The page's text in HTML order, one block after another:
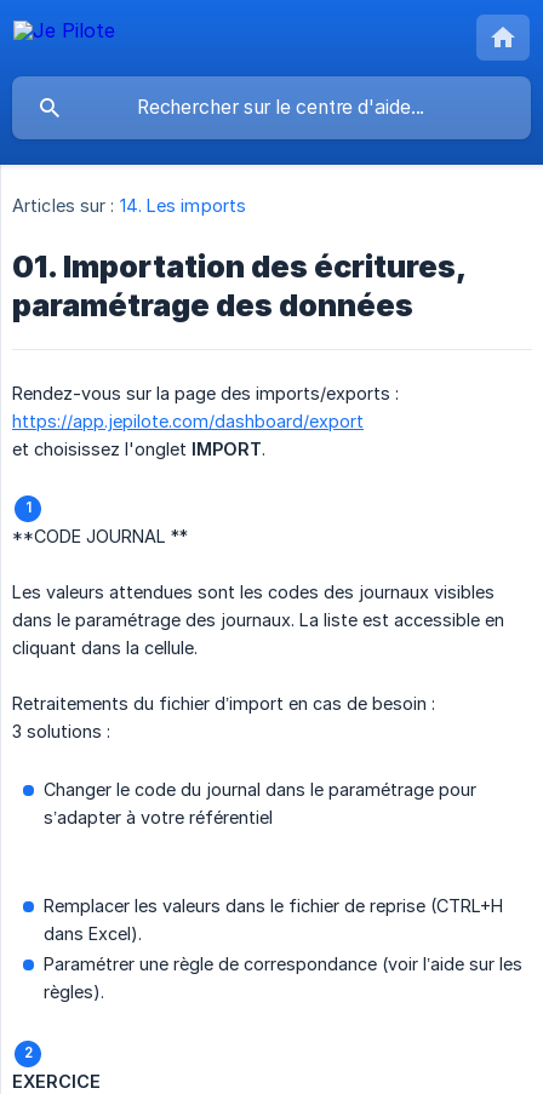
Articles sur : 14. Les imports
01. Importation des écritures,
paramétrage des données
Rendez-vous sur la page des imports/exports :
https://app.jepilote.com/dashboard/export
et choisissez l'onglet IMPORT.
**CODE JOURNAL **
Les valeurs attendues sont les codes des journaux visibles
dans le paramétrage des journaux. La liste est accessible en
cliquant dans la cellule.
Retraitements du fichier d’import en cas de besoin :
3 solutions :
Changer le code du journal dans le paramétrage pour
s’adapter à votre référentiel
Remplacer les valeurs dans le fichier de reprise (CTRL+H
dans Excel).
Paramétrer une règle de correspondance (voir l’aide sur les
règles).
EXERCICE